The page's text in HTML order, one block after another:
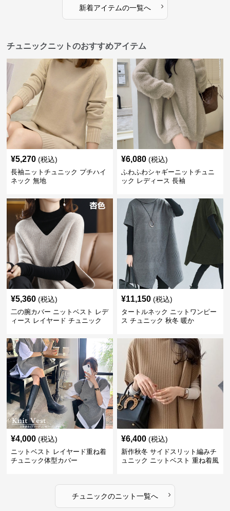
新着アイテムの一覧へ ›
チュニックニットのおすすめアイテム
¥5,270 (税込)
長袖ニットチュニック プチハイ
ネック 無地
¥6,080 (税込)
ふわふわシャギーニットチュニ
ック レディース 長袖
¥5,360 (税込)
二の腕カバー ニットベスト レデ
ィース レイヤード チュニック
¥11,150 (税込)
タートルネック ニットワンピー
ス チュニック 秋冬 暖か
¥4,000 (税込)
ニットベスト レイヤード重ね着
チュニック体型カバー
¥6,400 (税込)
新作秋冬 サイドスリット編みチ
ュニック ニットベスト 重ね着風
チュニックのニット一覧へ ›